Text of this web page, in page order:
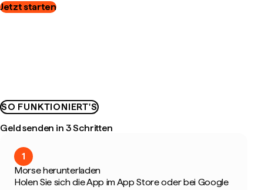
Jetzt starten
SO FUNKTIONIERT'S
Geld senden in 3 Schritten
1
Morse herunterladen
Holen Sie sich die App im App Store oder bei Google